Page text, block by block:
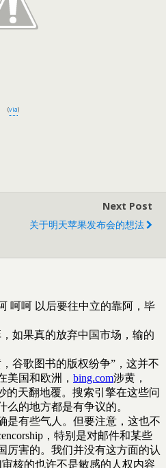
(via)
Next Post
关于明天苹果发布会的想法